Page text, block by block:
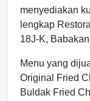
menyediakan
lengkap
18J-K,
Menu yang
Original Fried
Buldak Fried